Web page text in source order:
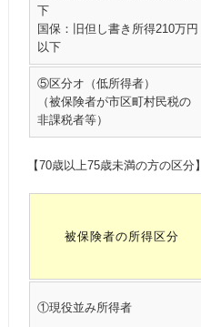
下
国保：旧但し書き所得210万円
以下
⑤区分オ（低所得者）
（被保険者が市区町村民税の
非課税者等）
【70歳以上75歳未満の方の区分】
被保険者の所得区分
①現役並み所得者